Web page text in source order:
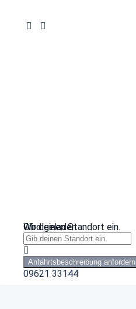
Wird geladen …
Gib deinen Standort ein.
Anfahrtsbeschreibung anfordern
09621 33144